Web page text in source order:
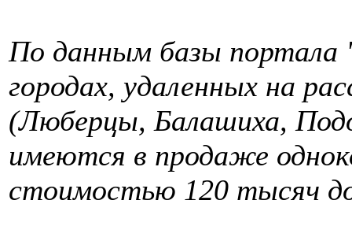
По данным базы
городах, удаленных на
(Люберцы, Балашиха,
имеются в продаже
стоимостью 120 тысяч